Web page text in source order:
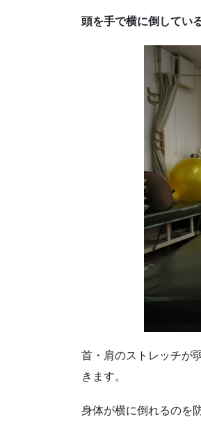
頭を手で横に倒してい
首・肩のストレッチが
きます。
身体が横に倒れるのを